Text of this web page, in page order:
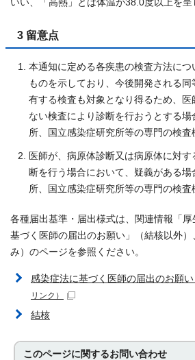
いい、「高熱」とは体温が38.0度以上を呈
3 留意点
本通知に定める各疾患の検査方法につ
ものを示しており、今後開発される
有する検査も対象となり得るため、
ない検査により診断を行おうとする
所、国立感染症研究所等の専門の検査
医師が、病原体診断又は病原体に対
断を行う場合において、疑義がある
所、国立感染症研究所等の専門の検査
各種届出基準・届出様式は、関連情報「
基づく医師の届出のお願い」（結核以外
み）のページを参照ください。
感染症法に基づく医師の届出のお願
リンク）
結核
このページに関するお問い合わせ